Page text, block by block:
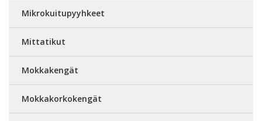
Mikrokuitupyyhkeet
Mittatikut
Mokkakengät
Mokkakorkokengät